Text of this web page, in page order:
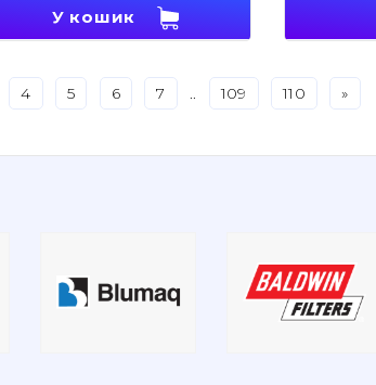
У кошик
4 5 6 7 109 110 »